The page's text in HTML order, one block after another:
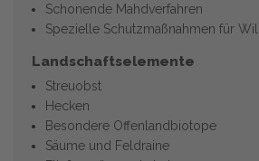
Schonende Mahdverfahren
Spezielle Schutzmaßnahmen für
Landschaftselemente
Streuobst
Hecken
Besondere Offenlandbiotope
Säume und Feldraine